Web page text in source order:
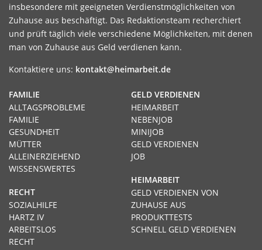
insbesondere mit geeigneten Verdienstmöglichkeiten von
Zuhause aus beschäftigt. Das Redaktionsteam recherchiert
und prüft täglich viele verschiedene Möglichkeiten, mit denen
man von Zuhause aus Geld verdienen kann.
Kontaktiere uns: kontakt@heimarbeit.de
GELD VERDIENEN
HEIMARBEIT
NEBENJOB
MINIJOB
GELD VERDIENEN
JOB
HEIMARBEIT
GELD VERDIENEN VON
ZUHAUSE AUS
PRODUKTTESTS
SCHNELL GELD VERDIENEN
FAMILIE
ALLTAGSPROBLEME
FAMILIE
GESUNDHEIT
MÜTTER
ALLEINERZIEHEND
WISSENSWERTES
RECHT
SOZIALHILFE
HARTZ IV
ARBEITSLOS
RECHT